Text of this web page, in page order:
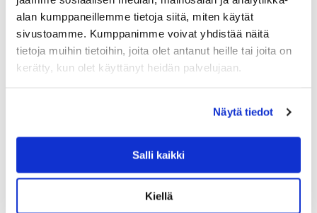
alan kumppaneillemme tietoja siitä, miten käytät
sivustoamme. Kumppanimme voivat yhdistää näitä
tietoja muihin tietoihin, joita olet antanut heille tai joita on
kerätty, kun olet käyttänyt heidän palvelujaan.
Näytä tiedot
Salli kaikki
Kiellä
KEITTIÖ- JA KATTAUSTUOTTEET
MUUBS VALLEY, TUIKKUKUPPI TAI MUNAKUP
PI, LUONNONKIVI
Aito ja yksilöllinen rantakivi on hiottu sisäpuolelta ja syntyi
Muubs Valley munakuppi, joka on täydellisen sopiva myös
LISÄÄ OSTOSKORIIN